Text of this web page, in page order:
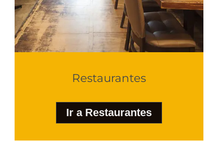
Restaurantes
Ir a Restaurantes